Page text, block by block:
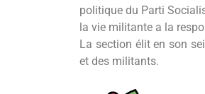
politique du Parti
la vie militante a la
La section élit en son
et des militants.